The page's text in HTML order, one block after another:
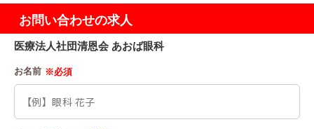
お問い合わせの求人
医療法人社団清恩会 あおば眼科
お名前 ※必須